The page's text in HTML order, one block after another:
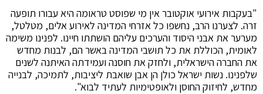
"בעקבות אירועי אוקטובר אין מי שפוסט טראומה היא עבורו תופעה
זרה. לצערנו הרב, נחשפו כל אזרחי המדינה לאירוע אלים, מטלטל,
מערער את אבני היסוד והערכים עליהם הושתתו חיינו. לפנינו משימה
לאומית, הכוללת את כל תושבי המדינה באשר הם, לבנות מחדש
את החברה הישראלית, ולחזק את חוסנה ועמידתה האיתנה לשנים
שלפנינו. נשות ישראל כולן הן אבן שואבת ליציבות, לתמיכה, לבנייה
מחדש, לחיזוק החוסן ולאופטימיות לעתיד לבוא".